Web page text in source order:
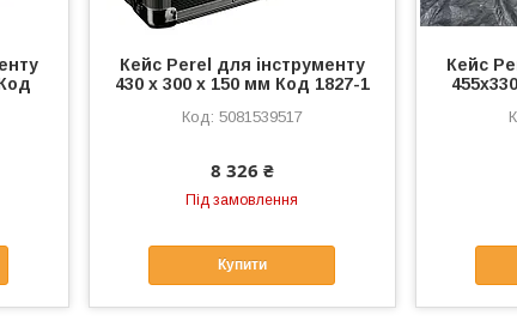
Кейс Perel для інструменту
430 х 300 х 150 мм Код 1827-1
5081539517
8 326 ₴
Під замовлення
Купити
Кейс